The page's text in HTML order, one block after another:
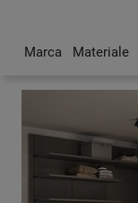
Marca Materiale